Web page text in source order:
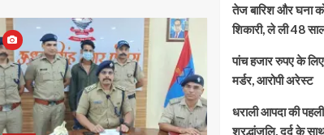
तेज बारिश और घना
शिकारी, ले ली 48
पांच हजार रुपए के लिए
मर्डर, आरोपी अरेस्ट
धराली आपदा की पहली
श्रद्धांजलि, दर्द के